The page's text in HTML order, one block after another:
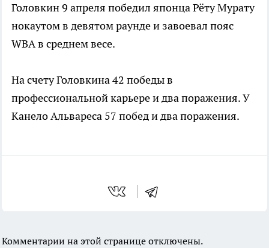
Головкин 9 апреля победил японца Рёту Мурату
нокаутом в девятом раунде и завоевал пояс
WBA в среднем весе.
На счету Головкина 42 победы в
профессиональной карьере и два поражения. У
Канело Альвареса 57 побед и два поражения.
Комментарии на этой странице отключены.